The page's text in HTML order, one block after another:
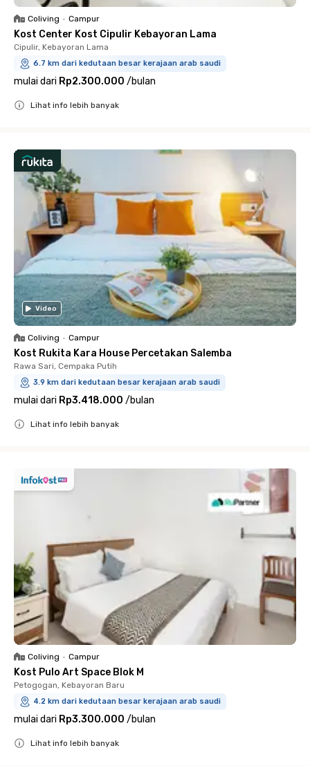
Coliving • Campur
Kost Center Kost Cipulir Kebayoran Lama
Cipulir, Kebayoran Lama
6.7 km dari kedutaan besar kerajaan arab saudi
mulai dari Rp2.300.000 /bulan
Lihat info lebih banyak
Video
Coliving • Campur
Kost Rukita Kara House Percetakan Salemba
Rawa Sari, Cempaka Putih
3.9 km dari kedutaan besar kerajaan arab saudi
mulai dari Rp3.418.000 /bulan
Lihat info lebih banyak
Coliving • Campur
Kost Pulo Art Space Blok M
Petogogan, Kebayoran Baru
4.2 km dari kedutaan besar kerajaan arab saudi
mulai dari Rp3.300.000 /bulan
Lihat info lebih banyak